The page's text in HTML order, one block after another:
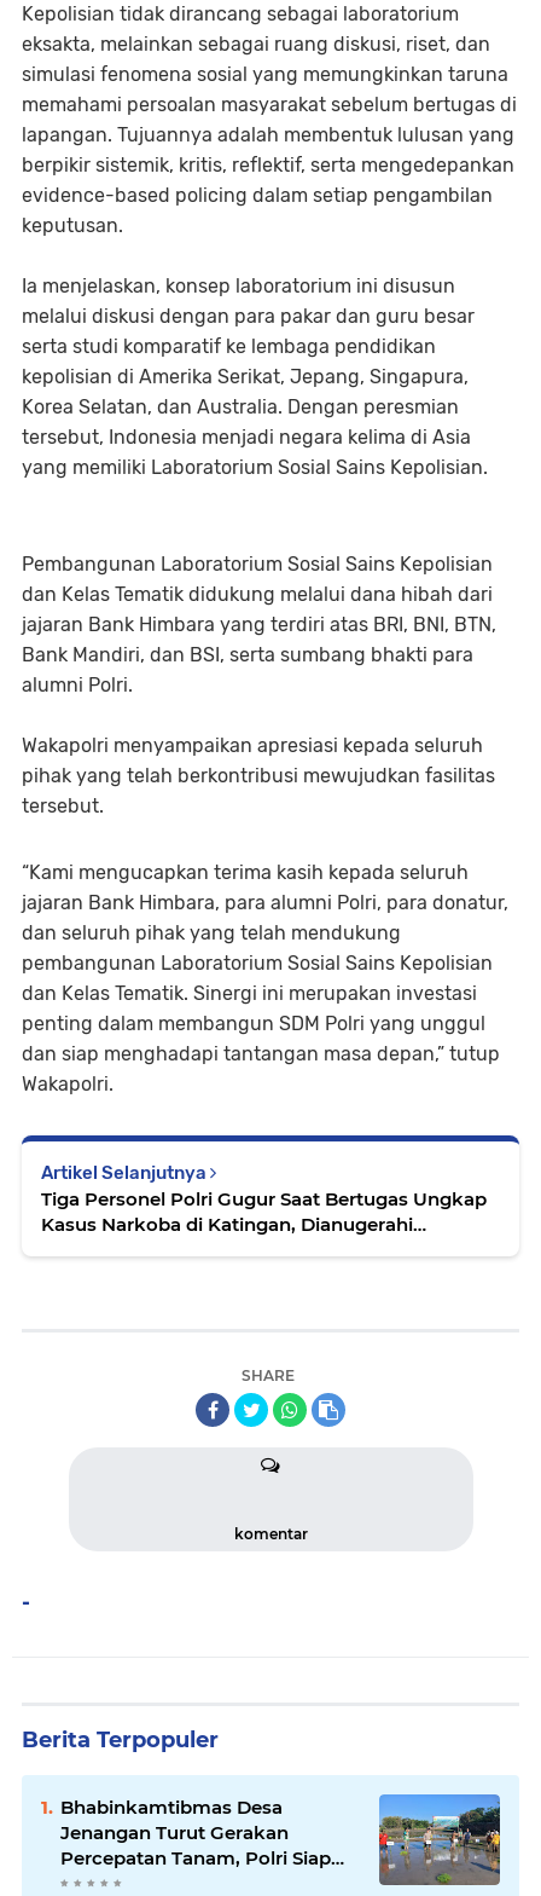
Kepolisian tidak dirancang sebagai laboratorium
eksakta, melainkan sebagai ruang diskusi, riset, dan
simulasi fenomena sosial yang memungkinkan taruna
memahami persoalan masyarakat sebelum bertugas di
lapangan. Tujuannya adalah membentuk lulusan yang
berpikir sistemik, kritis, reflektif, serta mengedepankan
evidence-based policing dalam setiap pengambilan
keputusan.
Ia menjelaskan, konsep laboratorium ini disusun
melalui diskusi dengan para pakar dan guru besar
serta studi komparatif ke lembaga pendidikan
kepolisian di Amerika Serikat, Jepang, Singapura,
Korea Selatan, dan Australia. Dengan peresmian
tersebut, Indonesia menjadi negara kelima di Asia
yang memiliki Laboratorium Sosial Sains Kepolisian.
Pembangunan Laboratorium Sosial Sains Kepolisian
dan Kelas Tematik didukung melalui dana hibah dari
jajaran Bank Himbara yang terdiri atas BRI, BNI, BTN,
Bank Mandiri, dan BSI, serta sumbang bhakti para
alumni Polri.
Wakapolri menyampaikan apresiasi kepada seluruh
pihak yang telah berkontribusi mewujudkan fasilitas
tersebut.
“Kami mengucapkan terima kasih kepada seluruh
jajaran Bank Himbara, para alumni Polri, para donatur,
dan seluruh pihak yang telah mendukung
pembangunan Laboratorium Sosial Sains Kepolisian
dan Kelas Tematik. Sinergi ini merupakan investasi
penting dalam membangun SDM Polri yang unggul
dan siap menghadapi tantangan masa depan,” tutup
Wakapolri.
Artikel Selanjutnya
Tiga Personel Polri Gugur Saat Bertugas Ungkap
Kasus Narkoba di Katingan, Dianugerahi
SHARE
komentar
-
Berita Terpopuler
Bhabinkamtibmas Desa
Jenangan Turut Gerakan
Percepatan Tanam, Polri Siap
Kawal Swasembada Pangan